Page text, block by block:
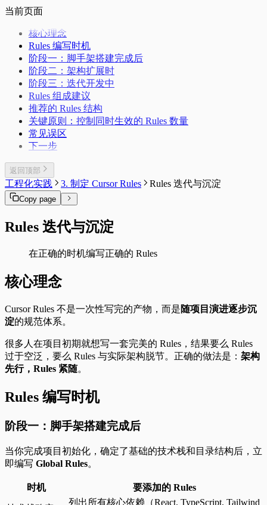
当前页面
核心理念
Rules 编写时机
阶段一：脚手架搭建完成后
阶段二：架构扩展时
阶段三：迭代开发中
Rules 组成建议
推荐的 Rules 结构
关键原则：控制同时生效的 Rules 数量
常见误区
下一步
返回顶部
工程化实践 3. 制定 Cursor Rules Rules 迭代与沉淀
Copy page
Rules 迭代与沉淀
在正确的时机编写正确的 Rules
核心理念
Cursor Rules 不是一次性写完的产物，而是随项目演进逐步沉
淀的规范体系。
很多人在项目初期就想写一套完美的 Rules，结果要么 Rules
过于空泛，要么 Rules 与实际架构脱节。正确的做法是： 架构
先行，Rules 紧随。
Rules 编写时机
阶段一：脚手架搭建完成后
当你完成项目初始化，确定了基础的技术栈和目录结构后，立
即编写 Global Rules。
时机 要添加的 Rules
列出所有核心依赖（React, TypeScript, Tailwind